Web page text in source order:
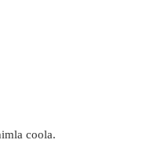
coola.